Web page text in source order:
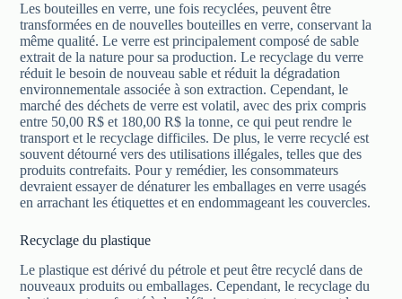
Les bouteilles en verre, une fois recyclées, peuvent être
transformées en de nouvelles bouteilles en verre, conservant la
même qualité. Le verre est principalement composé de sable
extrait de la nature pour sa production. Le recyclage du verre
réduit le besoin de nouveau sable et réduit la dégradation
environnementale associée à son extraction. Cependant, le
marché des déchets de verre est volatil, avec des prix compris
entre 50,00 R$ et 180,00 R$ la tonne, ce qui peut rendre le
transport et le recyclage difficiles. De plus, le verre recyclé est
souvent détourné vers des utilisations illégales, telles que des
produits contrefaits. Pour y remédier, les consommateurs
devraient essayer de dénaturer les emballages en verre usagés
en arrachant les étiquettes et en endommageant les couvercles.
Recyclage du plastique
Le plastique est dérivé du pétrole et peut être recyclé dans de
nouveaux produits ou emballages. Cependant, le recyclage du